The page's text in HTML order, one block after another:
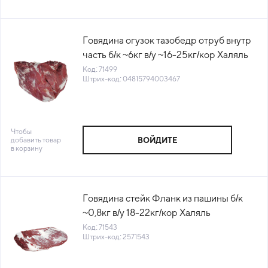
Говядина огузок тазобедр отруб внутр
часть б/к ~6кг в/у ~16-25кг/кор Халяль
Александров(КОР)(КОД 71499)(-18°С)
Код: 71499
Штрих-код: 04815794003467
Чтобы
добавить товар
в корзину
ВОЙДИТЕ
Говядина стейк Фланк из пашины б/к
~0,8кг в/у 18-22кг/кор Халяль
Александров Беларусь (КОР) (КОД
71543)(-18°С)
Код: 71543
Штрих-код: 2571543